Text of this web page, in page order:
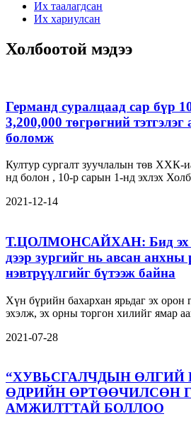
Их таалагдсан
Их хариулсан
Холбоотой мэдээ
Германд суралцаад сар бүр
3,200,000 төгрөгний
боломж
Култур сургалт зуучлалын төв ХХК-
нд болон , 10-р сарын 1-нд эхлэх
2021-12-14
Т.ЦОЛМОНСАЙХАН: Бид эх
дээр зургийг нь авсан
нэвтрүүлгийг бүтээж байна
Хүн бүрийн бахархан ярьдаг эх орон
эхэлж, эх орны торгон хилийг ямар
2021-07-28
“ХУВЬСГАЛЧДЫН ӨЛГИЙ
ӨДРИЙН ӨРТӨӨЧИЛСӨН
АМЖИЛТТАЙ БОЛЛОО